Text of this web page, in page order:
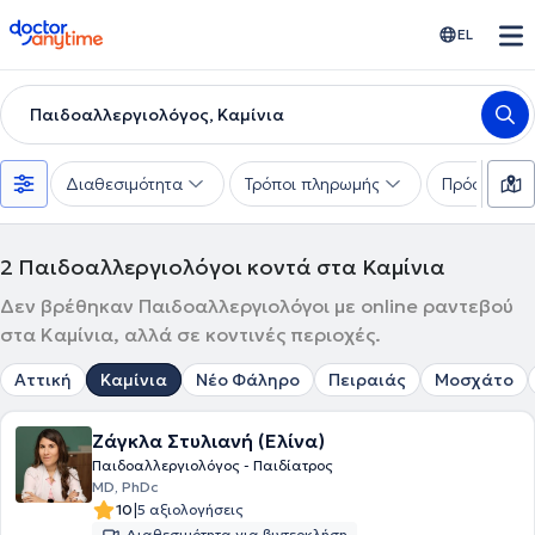
doctoranytime EL
Παιδοαλλεργιολόγος, Καμίνια
Διαθεσιμότητα Τρόποι πληρωμής Πρόσθετα
2 Παιδοαλλεργιολόγοι κοντά στα Καμίνια
Δεν βρέθηκαν Παιδοαλλεργιολόγοι με online ραντεβού
στα Καμίνια, αλλά σε κοντινές περιοχές.
Αττική Καμίνια Νέο Φάληρο Πειραιάς Μοσχάτο
Ζάγκλα Στυλιανή (Ελίνα)
Παιδοαλλεργιολόγος - Παιδίατρος
MD, PhDc
10|5 αξιολογήσεις